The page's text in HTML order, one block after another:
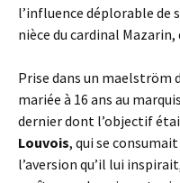
l’influence déplorable de
nièce du cardinal
Prise dans un maelström
mariée à 16 ans au
dernier dont l’objectif
Louvois, qui se
l’aversion qu’il lui